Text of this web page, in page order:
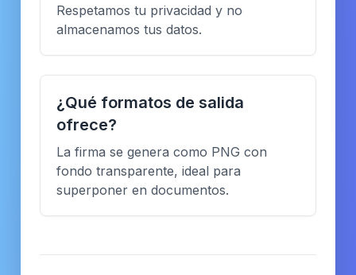
Respetamos tu privacidad y no
almacenamos tus datos.
¿Qué formatos de salida
ofrece?
La firma se genera como PNG con
fondo transparente, ideal para
superponer en documentos.